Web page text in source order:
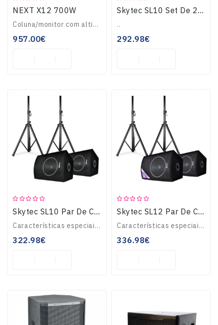
NEXT X12 700W
Coluna/monitor com altifalante 12\" + 1\", 700w AES..
957.00€
Skytec SL10 Set De 2 Colunas Passivas Woofer 10" Monitor 150/250W Max
..
292.98€
Skytec SL10 Par De Colunas Disco C/tripé Woofer De 10" 250Wmax 2x Tripé
Características especiaisPar de colunas PA de 2 vias passivas cada com Subwoofer 25 cm de (10") para uma potência de pico até 500 W (250 W máx)Flange standard p..
322.98€
Skytec SL12 Par De Caixas Disco C/ Tripé Woofer De 12" 200W/300Wmax
Características especiaisPar de colunas de PA passivas de 2 vias, com subwoofer de 30 cm (12") cada para potência de pico de até 600 W (200 W de potênci/3..
336.98€